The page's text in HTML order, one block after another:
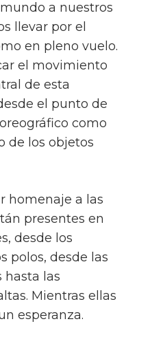
a nuestros
llevar por el
en pleno vuelo.
el movimiento
de esta
el punto de
como
de los objetos
homenaje a las
presentes en
desde los
polos, desde las
hasta las
Mientras ellas
esperanza.